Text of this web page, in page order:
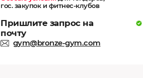
гос. закупок и фитнес-клубов
Пришлите запрос на
почту
gym@bronze-gym.com